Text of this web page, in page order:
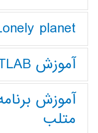
planet
آموزش MATLAB
آموزش
متلب